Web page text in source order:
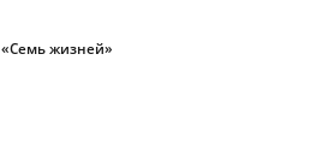
«Семь жизней»